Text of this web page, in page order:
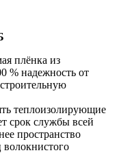
плёнка из
% надежность от
теплоизолирующие
срок службы всей
пространство
волокнистого